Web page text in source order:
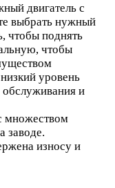
двигатель с
выбрать нужный
чтобы поднять
чтобы
уровень
обслуживания и
множеством
заводе.
износу и